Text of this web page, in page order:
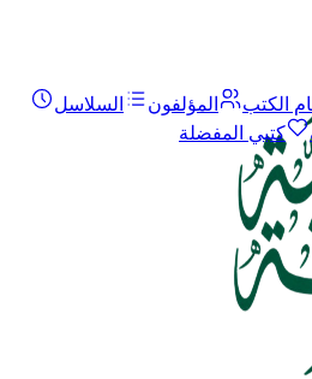
الكتب المؤلفون
السلاسل
كتبي المفضلة